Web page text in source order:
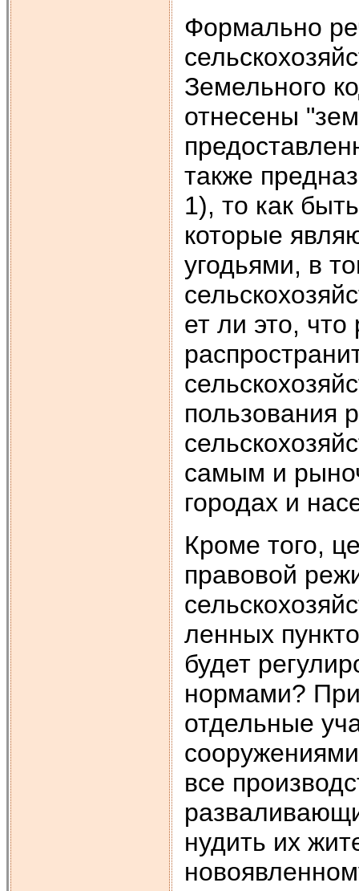
Формально
Земельного
отнесены
также
1), то как
которые
угодьями, в
ет ли это,
пользования
самым и
городах и
Кроме того,
правовой
ленных
будет
нормами?
отдельные
все
нудить их